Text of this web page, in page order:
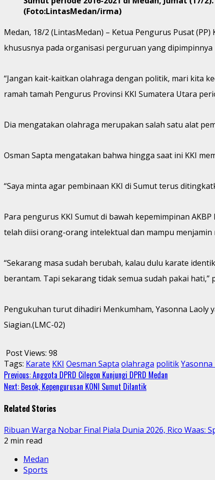
(Foto:LintasMedan/irma)
Medan, 18/2 (LintasMedan) – Ketua Pengurus Pusat
khususnya pada organisasi perguruan yang dipimpinnya
“Jangan kait-kaitkan olahraga dengan politik, mari kita
ramah tamah Pengurus Provinsi KKI Sumatera Utara
Dia mengatakan olahraga merupakan salah satu alat
Osman Sapta mengatakan bahwa hingga saat ini KKI
“Saya minta agar pembinaan KKI di Sumut terus
Para pengurus KKI Sumut di bawah kepemimpinan
telah diisi orang-orang intelektual dan mampu menjamin
“Sekarang masa sudah berubah, kalau dulu karate
berantam. Tapi sekarang tidak semua sudah pakai hati,”
Pengukuhan turut dihadiri Menkumham, Yasonna Laoly
Siagian.(LMC-02)
Post Views: 98
Tags: Karate KKI Oesman Sapta olahraga politikYasonna
Continue
Reading
Previous:Anggota DPRD Cilegon Kunjungi DPRD Medan
Next: Besok, Kepengurusan KONI Sumut Dilantik
Related Stories
Ribuan Warga Nobar Final Piala Dunia 2026, Rico
2 min read
Medan
Sports